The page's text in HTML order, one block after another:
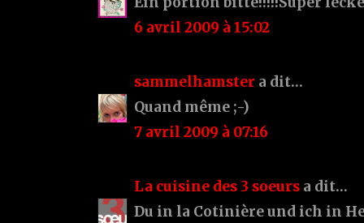
6 avril 2009 à 15:02
sammelhamster a dit…
Quand même ;-)
7 avril 2009 à 07:16
La cuisine des 3 soeurs a dit…
Du in la Cotinière und ich in